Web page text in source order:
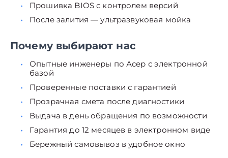
Прошивка BIOS с контролем версий
После залития — ультразвуковая мойка
Почему выбирают нас
Опытные инженеры по Асер с электронной
базой
Проверенные поставки с гарантией
Прозрачная смета после диагностики
Выдача в день обращения по возможности
Гарантия до 12 месяцев в электронном виде
Бережный самовывоз в удобное окно